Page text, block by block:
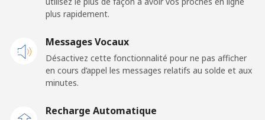
plus rapidement.
Messages Vocaux
Désactivez cette fonctionnalité pour ne pas afficher
en cours d’appel les messages relatifs au solde et aux
minutes.
Recharge Automatique